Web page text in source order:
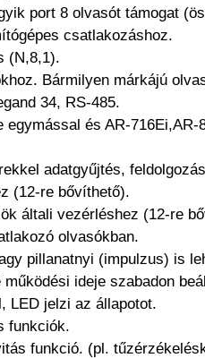
port 8 olvasót támogat
csatlakozáshoz.
(N,8,1).
Bármilyen márkájú
34, RS-485.
és AR-716Ei,AR-
adatgyűjtés,
(12-re bővíthető).
általi vezérléshez (12-re
olvasókban.
pillanatnyi (impulzus) is
ideje szabadon
LED jelzi az állapotot.
funkciók.
funkció. (pl.